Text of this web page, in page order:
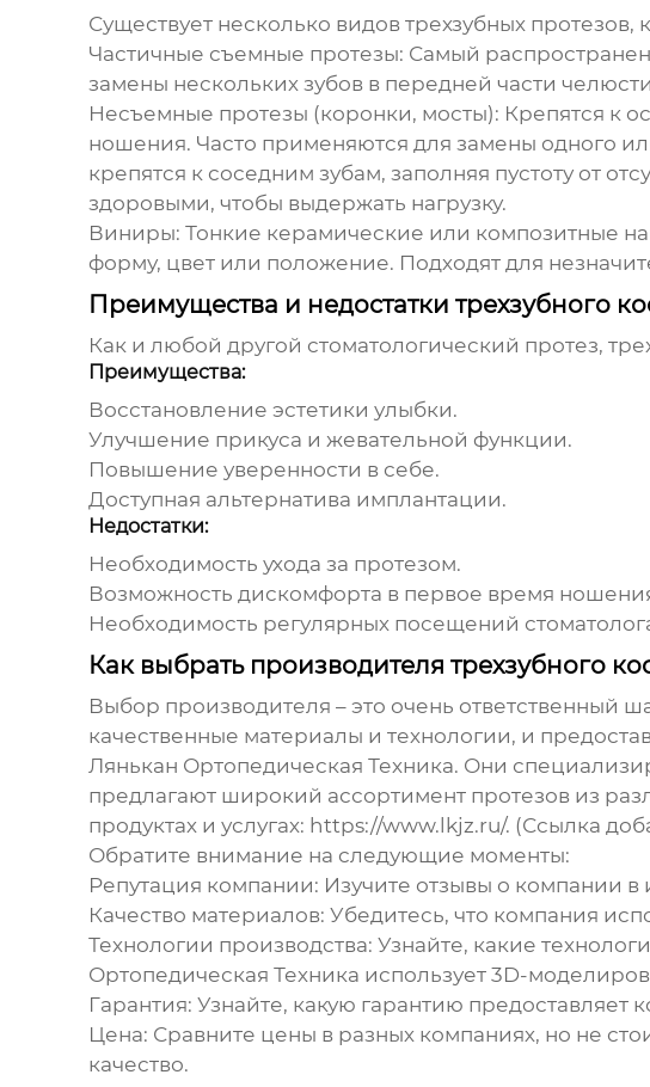
Существует несколько видов трехзубных
Частичные съемные протезы: Самый
замены нескольких зубов в передней части
Несъемные протезы (коронки, мосты): Крепятся к
ношения. Часто применяются для замены одного
крепятся к соседним зубам, заполняя пустоту от
здоровыми, чтобы выдержать нагрузку.
Виниры: Тонкие керамические или композитные
форму, цвет или положение. Подходят для
Преимущества и недостатки трехзубного
Как и любой другой стоматологический протез,
Преимущества:
Восстановление эстетики улыбки.
Улучшение прикуса и жевательной функции.
Повышение уверенности в себе.
Доступная альтернатива имплантации.
Недостатки:
Необходимость ухода за протезом.
Возможность дискомфорта в первое время
Необходимость регулярных посещений
Как выбрать производителя трехзубного
Выбор производителя – это очень ответственный
качественные материалы и технологии, и
Лянькан Ортопедическая Техника. Они
предлагают широкий ассортимент протезов из
продуктах и услугах: https://www.lkjz.ru/. (Ссылка
Обратите внимание на следующие моменты:
Репутация компании: Изучите отзывы о компании в
Качество материалов: Убедитесь, что компания
Технологии производства: Узнайте, какие
Ортопедическая Техника использует 3D-
Гарантия: Узнайте, какую гарантию предоставляет
Цена: Сравните цены в разных компаниях, но не
качество.